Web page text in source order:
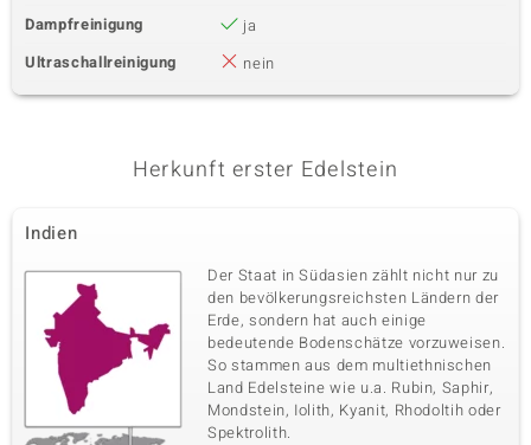
Dampfreinigung
ja
Ultraschallreinigung
nein
Herkunft erster Edelstein
Indien
Der Staat in Südasien zählt nicht nur zu
den bevölkerungsreichsten Ländern der
Erde, sondern hat auch einige
bedeutende Bodenschätze vorzuweisen.
So stammen aus dem multiethnischen
Land Edelsteine wie u.a. Rubin, Saphir,
Mondstein, Iolith, Kyanit, Rhodoltih oder
Spektrolith.